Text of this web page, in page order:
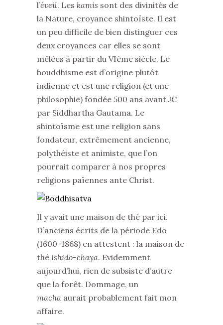
l’éveil. Les kamis sont des divinités de
la Nature, croyance shintoïste. Il est
un peu difficile de bien distinguer ces
deux croyances car elles se sont
mêlées à partir du VIème siècle. Le
bouddhisme est d’origine plutôt
indienne et est une religion (et une
philosophie) fondée 500 ans avant JC
par Siddhartha Gautama. Le
shintoïsme est une religion sans
fondateur, extrêmement ancienne,
polythéiste et animiste, que l’on
pourrait comparer à nos propres
religions païennes ante Christ.
Il y avait une maison de thé par ici.
D’anciens écrits de la période Edo
(1600-1868) en attestent : la maison de
thé Ishido-chaya. Evidemment
aujourd’hui, rien de subsiste d’autre
que la forêt. Dommage, un
macha aurait probablement fait mon
affaire.